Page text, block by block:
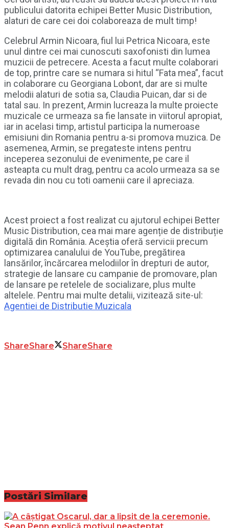
publicului datorita echipei Better Music Distribution,
alaturi de care cei doi colaboreaza de mult timp!
Celebrul Armin Nicoara, fiul lui Petrica Nicoara, este
unul dintre cei mai cunoscuti saxofonisti din lumea
muzicii de petrecere. Acesta a facut multe colaborari
de top, printre care se numara si hitul “Fata mea”, facut
in colaborare cu Georgiana Lobont, dar are si multe
melodii alaturi de sotia sa, Claudia Puican, dar si de
tatal sau. In prezent, Armin lucreaza la multe proiecte
muzicale ce urmeaza sa fie lansate in viitorul apropiat,
iar in acelasi timp, artistul participa la numeroase
emisiuni din Romania pentru a-si promova muzica. De
asemenea, Armin, se pregateste intens pentru
inceperea sezonului de evenimente, pe care il
asteapta cu mult drag, pentru ca acolo urmeaza sa se
revada din nou cu toti oamenii care il apreciaza.
Acest proiect a fost realizat cu ajutorul echipei Better
Music Distribution, cea mai mare agenție de distribuție
digitală din România. Aceștia oferă servicii precum
optimizarea canalului de YouTube, pregătirea
lansărilor, încărcarea melodiilor în drepturi de autor,
strategie de lansare cu campanie de promovare, plan
de lansare pe retelele de socializare, plus multe
altelele. Pentru mai multe detalii, vizitează site-ul:
Agentiei de Distributie Muzicala
ShareShare ShareShare
Postări Similare